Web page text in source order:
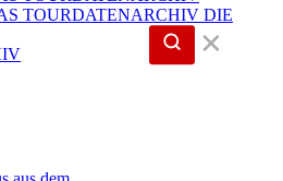
DIE
✕